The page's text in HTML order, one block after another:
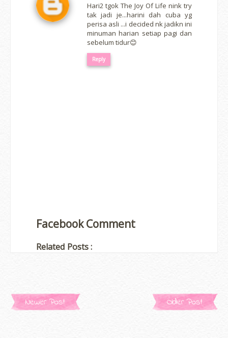
Hari2 tgok The Joy Of Life nink try
tak jadi je...harini dah cuba yg
perisa asli ...i decided nk jadikn ini
minuman harian setiap pagi dan
sebelum tidur😊
Reply
Facebook Comment
Related Posts :
Newer Post Older Post